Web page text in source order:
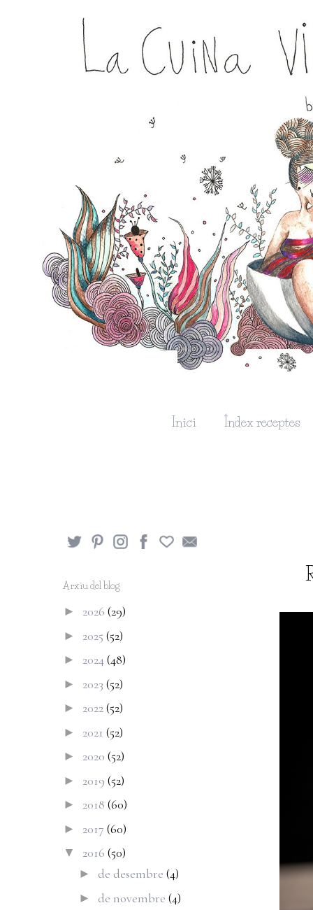
Inici Índex receptes
Arxiu del blog
► 2026 (29)
► 2025 (52)
► 2024(48)
► 2023 (52)
► 2022(52)
► 2021 (52)
► 2020 (52)
► 2019 (52)
► 2018 (60)
► 2017 (60)
▼ 2016 (50)
► de desembre (4)
► de novembre (4)